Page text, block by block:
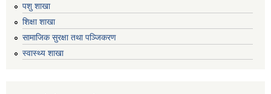
पशु शाखा
शिक्षा शाखा
सामाजिक सुरक्षा तथा पञ्जिकरण
स्वास्थ्य शाखा